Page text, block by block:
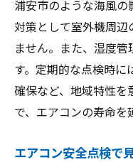
浦安市のような海風
対策として室外機周
ません。また、湿度
す。定期的な点検時
確保など、地域特性を
で、エアコンの寿命を
エアコン安全点検で